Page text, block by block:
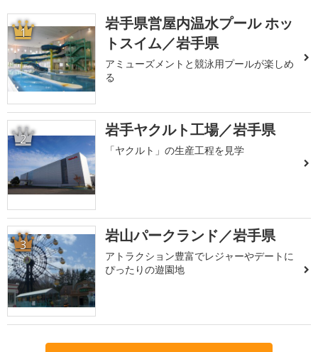
1
岩手県営屋内温水プール ホッ
トスイム／岩手県
アミューズメントと競泳用プールが楽しめ
る
2 岩手ヤクルト工場／岩手県
「ヤクルト」の生産工程を見学
3 岩山パークランド／岩手県
アトラクション豊富でレジャーやデートに
ぴったりの遊園地